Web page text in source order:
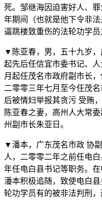
死。邹继海因迫害好人、
年期间（也就是他下令非法
逼跳楼致重伤的法轮功学员
▼陈亚春，男，五十九岁，
起先后任信宜市委书记、
月起任茂名市政府副市长
二零零三年七月至今任茂
后被情妇举报其贪污 受贿
陈亚春之妻，高州人大常
州副市长朱亚日。
▼潘本，广东茂名市政 协
人，二零零二年之前任电
年任电白县书记等职务。
潘本积极追随，致使电白
轮功学员有的被非法判刑